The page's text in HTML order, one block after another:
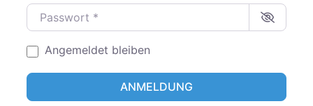
Passwort
Angemeldet bleiben
ANMELDUNG